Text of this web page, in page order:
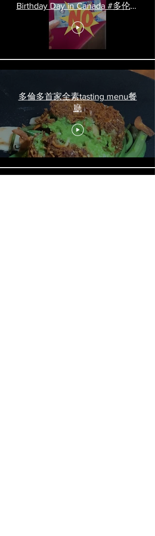
Birthday Day in Canada #多伦多
吃喝玩乐 #多伦多美食
#torontofood
多倫多首家全素tasting menu餐
廳